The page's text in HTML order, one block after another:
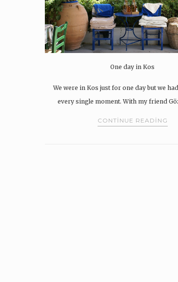
One day in Kos
We were in Kos just for one day but we
every single moment. With my friend
CONTINUE READING